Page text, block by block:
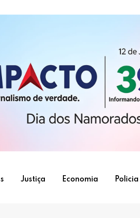
Justiça Economia Policia